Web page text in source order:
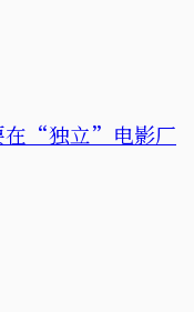
在“独立”电影厂